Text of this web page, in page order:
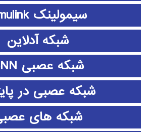
سیمولینک simulink
شبکه آدلاین
شبکه عصبی CNN
شبکه عصبی در
شبکه های